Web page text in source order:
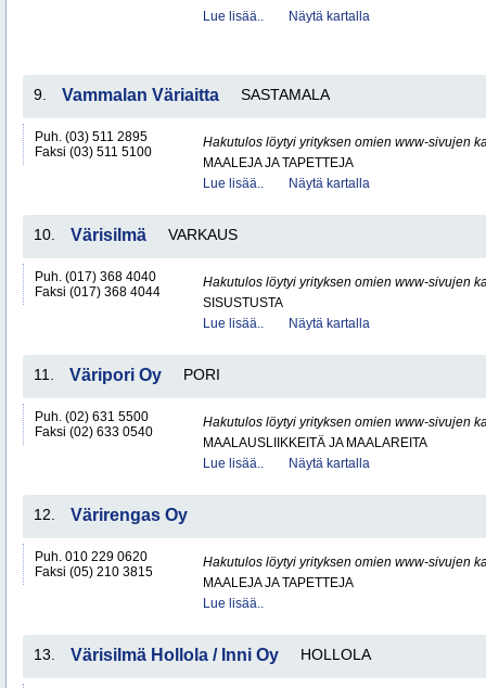
Lue lisää..
Näytä kartalla
9. Vammalan Väriaitta SASTAMALA
Puh. (03) 511 2895
Faksi (03) 511 5100
Hakutulos löytyi yrityksen omien www-sivujen
MAALEJA JA TAPETTEJA
Lue lisää..
Näytä kartalla
10. Värisilmä VARKAUS
Puh. (017) 368 4040
Faksi (017) 368 4044
Hakutulos löytyi yrityksen omien www-sivujen
SISUSTUSTA
Lue lisää..
Näytä kartalla
11. Väripori Oy PORI
Puh. (02) 631 5500
Faksi (02) 633 0540
Hakutulos löytyi yrityksen omien www-sivujen
MAALAUSLIIKKEITÄ JA MAALAREITA
Lue lisää..
Näytä kartalla
12. Värirengas Oy
Puh. 010 229 0620
Faksi (05) 210 3815
Hakutulos löytyi yrityksen omien www-sivujen
MAALEJA JA TAPETTEJA
Lue lisää..
13. Värisilmä Hollola / Inni Oy HOLLOLA